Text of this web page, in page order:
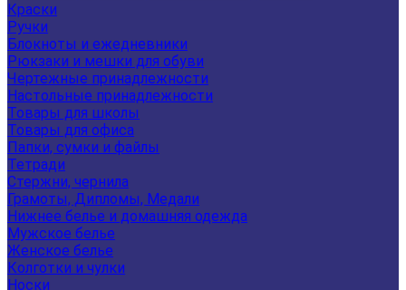
Краски
Ручки
Блокноты и ежедневники
Рюкзаки и мешки для обуви
Чертежные принадлежности
Настольные принадлежности
Товары для школы
Товары для офиса
Папки, сумки и файлы
Тетради
Стержни, чернила
Грамоты, Дипломы, Медали
Нижнее белье и домашняя одежда
Мужское белье
Женское белье
Колготки и чулки
Носки